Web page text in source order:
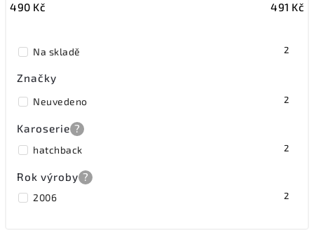
Nejdražší
490 Kč 491 Kč
Na skladě 2
Značky
Neuvedeno 2
Karoserie ?
hatchback 2
Rok výroby ?
2006 2